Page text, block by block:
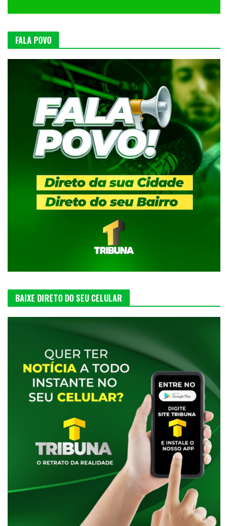
FALA POVO
BAIXE DIRETO DO SEU CELULAR